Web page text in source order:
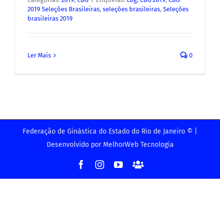
2019 Seleções Brasileiras, seleções brasileiras, Seleções
brasileiras 2019
Ler Mais 0
Federação de Ginástica do Estado do Rio de Janeiro © |
Desenvolvido por MelhorWeb Tecnologia
FacebookInstagram
YouTubeFacebook
Grupo